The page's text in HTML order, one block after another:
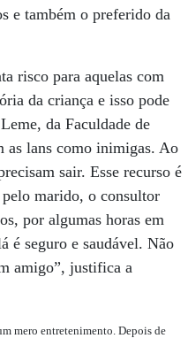
e também o preferido da
risco para aquelas com
da criança e isso pode
da Faculdade de
as lans como inimigas. Ao
sair. Esse recurso é
marido, o consultor
por algumas horas em
é seguro e saudável. Não
amigo”, justifica a
mero entretenimento. Depois de